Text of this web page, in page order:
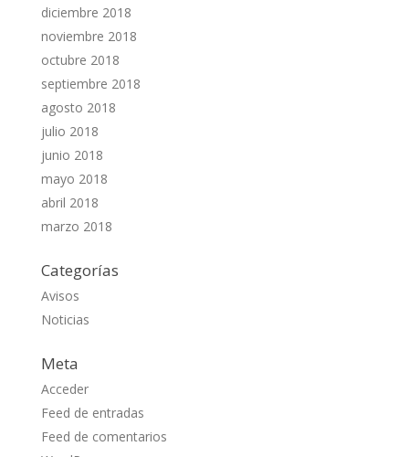
diciembre 2018
noviembre 2018
octubre 2018
septiembre 2018
agosto 2018
julio 2018
junio 2018
mayo 2018
abril 2018
marzo 2018
Categorías
Avisos
Noticias
Meta
Acceder
Feed de entradas
Feed de comentarios